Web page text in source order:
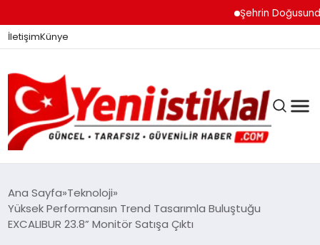
Şehrin Doğusundan
İletişimKünye
GÜNDEM
Ana Sayfa Teknoloji
Yüksek Performansın Trend Tasarımla Buluştuğu
EXCALIBUR 23.8” Monitör Satışa Çıktı